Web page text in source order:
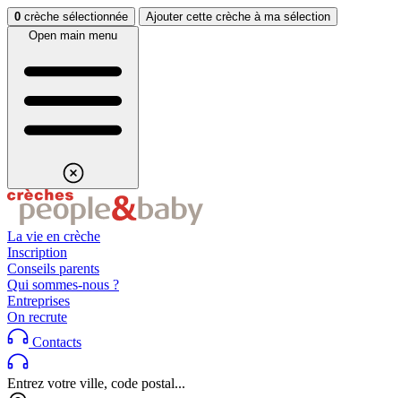
Aller au contenuAller au footer
0 crèche sélectionnée
Ajouter cette crèche à ma sélection
Open main menu
La vie en crèche
Inscription
Conseils parents
Qui sommes-nous ?
Entreprises
On recrute
Contacts
Entrez votre ville, code postal...